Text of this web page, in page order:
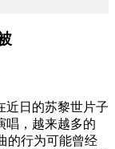
日的苏黎世片子
唱，越来越多的
的行为可能曾经